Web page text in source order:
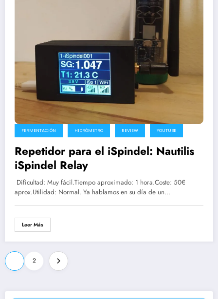
FERMENTACIÓN HIDRÓMETRO REVIEW YOUTUBE
Repetidor para el iSpindel: Nautilis
iSpindel Relay
Dificultad: Muy fácil.Tiempo aproximado: 1 hora.Coste: 50€
aprox.Utilidad: Normal. Ya hablamos en su día de un…
Leer Más
Paginación
de
entradas
2